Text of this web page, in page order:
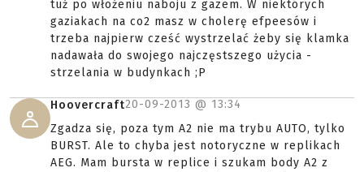
tuż po włożeniu naboju z gazem. W niektórych
gaziakach na co2 masz w cholerę efpeesów i
trzeba najpierw cześć wystrzelać żeby się klamka
nadawała do swojego najczęstszego użycia -
strzelania w budynkach ;P
Hoovercraft20-09-2013 @ 13:34
Zgadza się, poza tym A2 nie ma trybu AUTO, tylko
BURST. Ale to chyba jest notoryczne w replikach
AEG. Mam bursta w replice i szukam body A2 z